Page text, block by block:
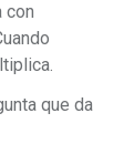
con
que da